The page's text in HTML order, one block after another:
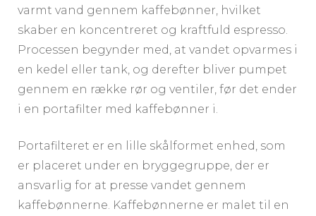
varmt vand gennem kaffebønner, hvilket
skaber en koncentreret og kraftfuld espresso.
Processen begynder med, at vandet opvarmes i
en kedel eller tank, og derefter bliver pumpet
gennem en række rør og ventiler, før det ender
i en portafilter med kaffebønner i.
Portafilteret er en lille skålformet enhed, som
er placeret under en bryggegruppe, der er
ansvarlig for at presse vandet gennem
kaffebønnerne. Kaffebønnerne er malet til en